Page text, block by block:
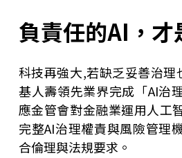
負責任的AI，才
科技再強大,若缺乏妥善治理
基人壽領先業界完成「AI治
應金管會對金融業運用人工
完整AI治理權責與風險管理
合倫理與法規要求。